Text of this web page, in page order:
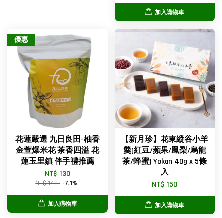
加入購物車
優惠
花蓮嚴選 九日良田-柚香
金萱爆米花 茶香四溢 花
蓮玉里鎮 伴手禮推薦
NT$ 130
NT$ 140 -7.1%
加入購物車
【新月珍】花東縱谷小羊
羹(紅豆/蘋果/鳳梨/烏龍
茶/蜂蜜) Yokan 40g x 5條
入
NT$ 150
加入購物車